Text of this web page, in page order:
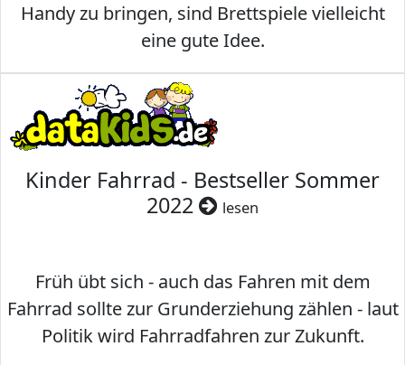
Handy zu bringen, sind Brettspiele vielleicht
eine gute Idee.
Kinder Fahrrad - Bestseller Sommer
2022
lesen
Früh übt sich - auch das Fahren mit dem
Fahrrad sollte zur Grunderziehung zählen - laut
Politik wird Fahrradfahren zur Zukunft.